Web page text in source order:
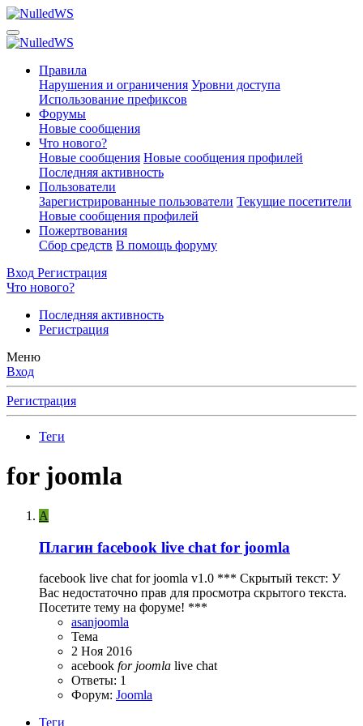
Правила
Нарушения и ограничения Уровни доступа
Использование префиксов
Форумы
Новые сообщения
Что нового?
Новые сообщения Новые сообщения профилей
Последняя активность
Пользователи
Зарегистрированные пользователи Текущие посетители
Новые сообщения профилей
Пожертвования
Сбор средств В помощь форуму
Вход Регистрация
Что нового?
Последняя активность
Регистрация
Меню
Вход
Регистрация
Теги
for joomla
A
Плагин facebook live chat for joomla
facebook live chat for joomla v1.0 *** Скрытый текст: У
Вас недостаточно прав для просмотра скрытого текста.
Посетите тему на форуме! ***
asanjoomla
Тема
2 Ноя 2016
acebook for joomla live chat
Ответы: 1
Форум: Joomla
Теги